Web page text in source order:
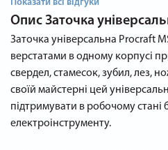
Показати всі відгуки
Опис Заточка
Заточка універсальна Procraft
верстатами в одному корпусі
свердел, стамесок, зубил, лез,
своїй майстерні цей
підтримувати в робочому стані
електроінструменту.